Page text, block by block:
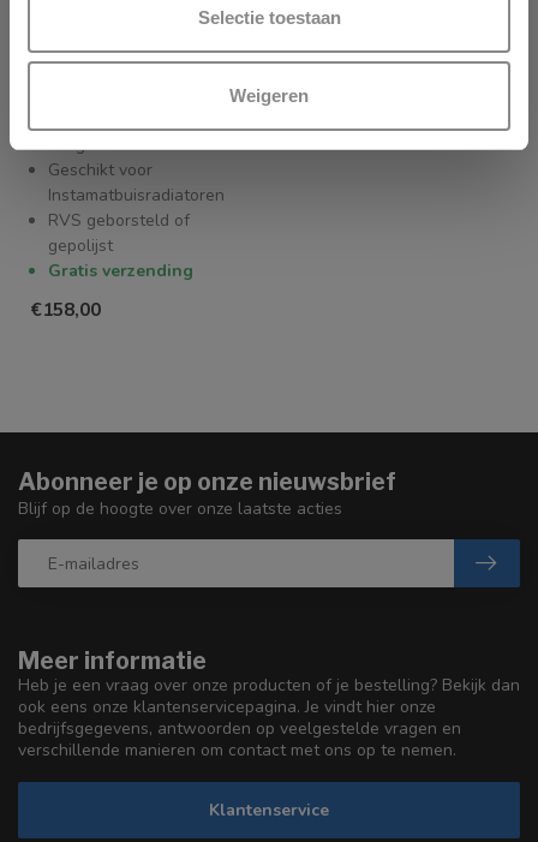
Selectie toestaan
Weigeren
Instamat handdoekrek
Lengte 45 cm
Geschikt voor
Instamatbuisradiatoren
RVS geborsteld of
gepolijst
Gratis verzending
€158,00
Meer informatie
Heb je een vraag over onze producten of je bestelling? Bekijk dan
ook eens onze klantenservicepagina. Je vindt hier onze
bedrijfsgegevens, antwoorden op veelgestelde vragen en
verschillende manieren om contact met ons op te nemen.
Klantenservice
Abonneer je op onze nieuwsbrief
Blijf op de hoogte over onze laatste acties